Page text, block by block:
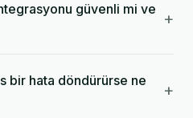
güvenli mi ve +
bir hata döndürürse ne
+